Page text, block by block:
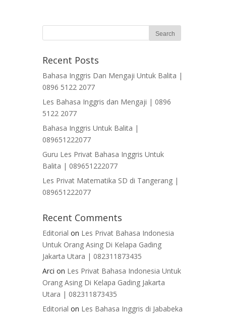
Recent Posts
Bahasa Inggris Dan Mengaji Untuk Balita |
0896 5122 2077
Les Bahasa Inggris dan Mengaji | 0896
5122 2077
Bahasa Inggris Untuk Balita |
089651222077
Guru Les Privat Bahasa Inggris Untuk
Balita | 089651222077
Les Privat Matematika SD di Tangerang |
089651222077
Recent Comments
Editorial on Les Privat Bahasa Indonesia
Untuk Orang Asing Di Kelapa Gading
Jakarta Utara | 082311873435
Arci on Les Privat Bahasa Indonesia Untuk
Orang Asing Di Kelapa Gading Jakarta
Utara | 082311873435
Editorial on Les Bahasa Inggris di Jababeka